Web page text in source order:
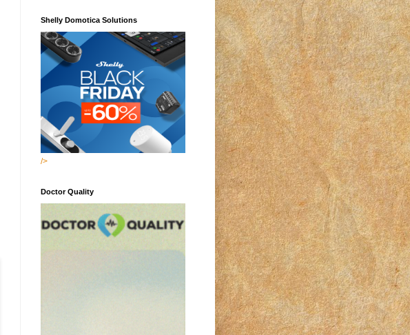
Shelly Domotica Solutions
/>
Doctor Quality